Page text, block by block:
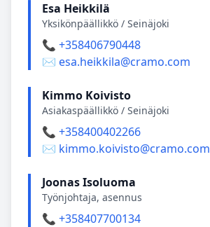
Esa Heikkilä
Yksikönpäällikkö / Seinäjoki
📞 +358406790448
✉️ esa.heikkila@cramo.com
Kimmo Koivisto
Asiakaspäällikkö / Seinäjoki
📞 +358400402266
✉️ kimmo.koivisto@cramo.com
Joonas Isoluoma
Työnjohtaja, asennus
📞 +358407700134